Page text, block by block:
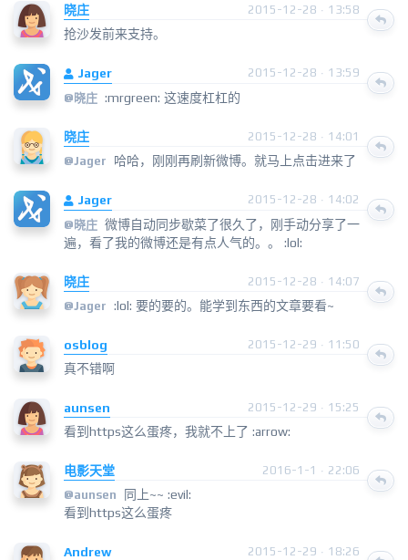
晓庄 2015-12-28 · 13:58
抢沙发前来支持。
Jager
2015-12-28 · 13:59
@晓庄 :mrgreen: 这速度杠杠的
晓庄
2015-12-28 · 14:01
@Jager 哈哈，刚刚再刷新微博。就马上点击进来了
Jager
2015-12-28 · 14:02
@晓庄 微博自动同步歇菜了很久了，刚手动分享了一
遍，看了我的微博还是有点人气的。。 :lol:
晓庄
2015-12-28 · 14:07
@Jager :lol: 要的要的。能学到东西的文章要看~
osblog 2015-12-29 · 11:50
真不错啊
aunsen 2015-12-29 · 15:25
看到https这么蛋疼，我就不上了 :arrow:
电影天堂
2016-1-1 · 22:06
@aunsen
同上~~ :evil:
看到https这么蛋疼
Andrew 2015-12-29 · 18:26